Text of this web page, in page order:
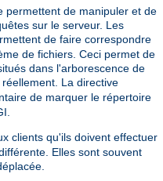
permettent de manipuler et de
sur le serveur. Les
de faire correspondre
de fichiers. Ceci permet de
dans l'arborescence de
La directive
de marquer le répertoire
clients qu'ils doivent effectuer
Elles sont souvent